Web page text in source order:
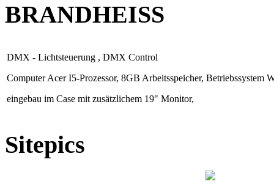
BRANDHEISS
DMX - Lichtsteuerung , DMX Control
Computer Acer I5-Prozessor, 8GB Arbeitsspeicher, Betriebssystem
eingebau im Case mit zusätzlichem 19" Monitor,
Sitepics